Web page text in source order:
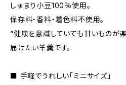
しゅまり小豆100％使用。
保存料・香料・着色料不使用。
“健康を意識していても甘いものが
届けたい羊羹です。
■ 手軽でうれしい「ミニサイズ」